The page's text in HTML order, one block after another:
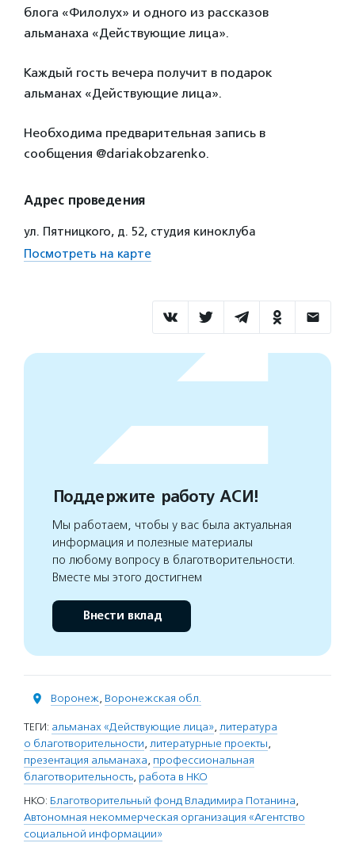
блога «Филолух» и одного из рассказов
альманаха «Действующие лица».
Каждый гость вечера получит в подарок
альманах «Действующие лица».
Необходима предварительная запись в
сообщения @dariakobzarenko.
Адрес проведения
ул. Пятницкого, д. 52, студия киноклуба
Посмотреть на карте
Поддержите работу АСИ!
Мы работаем, чтобы у вас была актуальная
информация и полезные материалы
по любому вопросу в благотворительности.
Вместе мы этого достигнем
Внести вклад
Воронеж, Воронежская обл.
ТЕГИ: альманах «Действующие лица», литература
о благотворительности, литературные проекты,
презентация альманаха, профессиональная
благотворительность, работа в НКО
НКО: Благотворительный фонд Владимира Потанина,
Автономная некоммерческая организация «Агентство
социальной информации»